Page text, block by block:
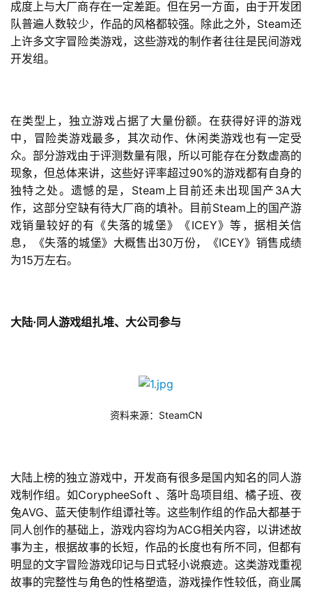
成度上与大厂商存在一定差距。但在另一方面，由于开发团
队普遍人数较少，作品的风格都较强。除此之外， Steam还
上许多文字冒险类游戏，这些游戏的制作者往往是民间游戏
开发组。
在类型上，独立游戏占据了大量份额。在获得好评的游戏
中，冒险类游戏最多，其次动作、休闲类游戏也有一定受
众。部分游戏由于评测数量有限，所以可能存在分数虚高的
现象，但总体来讲，这些好评率超过90%的游戏都有自身的
独特之处。遗憾的是， Steam 上目前还未出现国产 3A大
作，这部分空缺有待大厂商的填补。目前Steam 上的国产游
戏销量较好的有《失落的城堡》《 ICEY》等，据相关信
息，《失落的城堡》大概售出30万份，《ICEY》销售成绩
为15万左右。
大陆·同人游戏组扎堆、大公司参与
资料来源： SteamCN
大陆上榜的独立游戏中，开发商有很多是国内知名的同人游
戏制作组。如CorypheeSoft 、落叶岛项目组、橘子班、夜
兔AVG、蓝天使制作组谭社等。这些制作组的作品大都基于
同人创作的基础上，游戏内容均为ACG相关内容，以讲述故
事为主，根据故事的长短，作品的长度也有所不同，但都有
明显的文字冒险游戏印记与日式轻小说痕迹。这类游戏重视
故事的完整性与角色的性格塑造，游戏操作性较低，商业属